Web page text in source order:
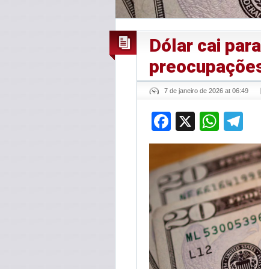
Dólar cai
7 de janeiro de 2026 at 06:49
Facebook
X